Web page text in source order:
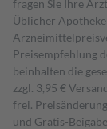
fragen Sie Ihre
Üblicher
Preisempfehlung
beinhalten die
zzgl. 3,95 €
frei.
und Gratis-